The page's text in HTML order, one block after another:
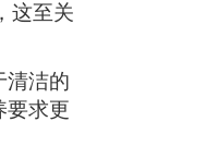
这至关
清洁的
要求更